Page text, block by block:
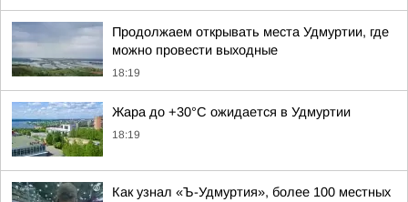
Продолжаем открывать места Удмуртии, где
можно провести выходные
18:19
Жара до +30°С ожидается в Удмуртии
18:19
Как узнал «Ъ-Удмуртия», более 100 местных